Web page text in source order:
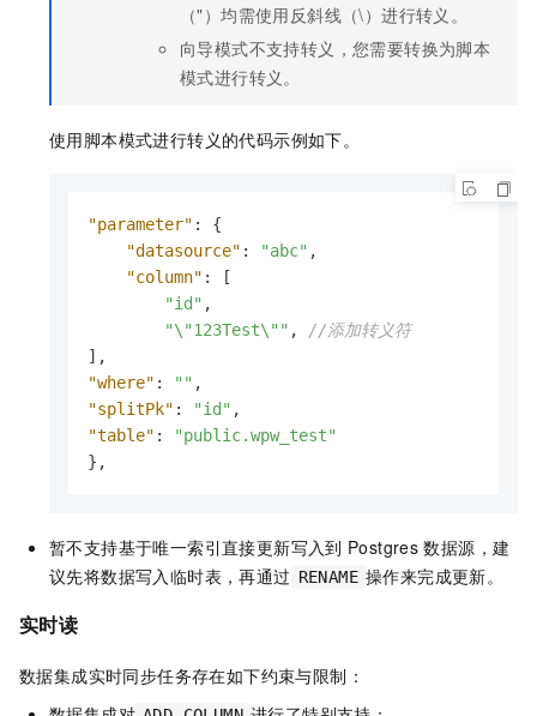
（"）均需使用反斜线（\）进行转义。
向导模式不支持转义，您需要转换为脚本
模式进行转义。
使用脚本模式进行转义的代码示例如下。
"parameter" :
{
"datasource" : "abc" ,
"column" :
[
"id" ,
"\"123Test\"" ,
//添加转义符
] ,
"where" : "" ,
"splitPk" : "id" ,
"table" :
"public.wpw_test"
} ,
暂不支持基于唯一索引直接更新写入到 Postgres 数据源，建
议先将数据写入临时表，再通过 RENAME 操作来完成更新。
实时读
数据集成实时同步任务存在如下约束与限制：